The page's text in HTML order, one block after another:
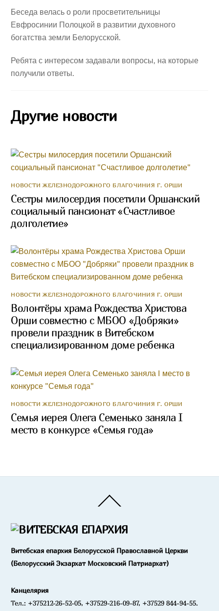
Беседа велась о роли просветительницы
Евфросинии Полоцкой в развитии духовного
богатства земли Белорусской.
Ребята с интересом задавали вопросы, на которые
получили ответы.
Другие новости
НОВОСТИ ЖЕЛЕЗНОДОРОЖНОГО БЛАГОЧИНИЯ Г. ОРШИ
Сестры милосердия посетили Оршанский
социальный пансионат «Счастливое
долголетие»
НОВОСТИ ЖЕЛЕЗНОДОРОЖНОГО БЛАГОЧИНИЯ Г. ОРШИ
Волонтёры храма Рождества Христова
Орши совместно с МБОО «Добряки»
провели праздник в Витебском
специализированном доме ребенка
НОВОСТИ ЖЕЛЕЗНОДОРОЖНОГО БЛАГОЧИНИЯ Г. ОРШИ
Семья иерея Олега Семенько заняла I
место в конкурсе «Семья года»
To
Витебская епархия Белорусской Православной Церкви
(Белорусский Экзархат Московский Патриархат)
Канцелярия
Тел.: +375212-26-52-05, +37529-216-09-87, +37529 844-94-55.